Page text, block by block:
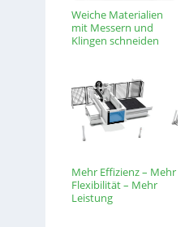
Weiche Materialien
mit Messern und
Klingen schneiden
Mehr Effizienz – Mehr
Flexibilität – Mehr
Leistung